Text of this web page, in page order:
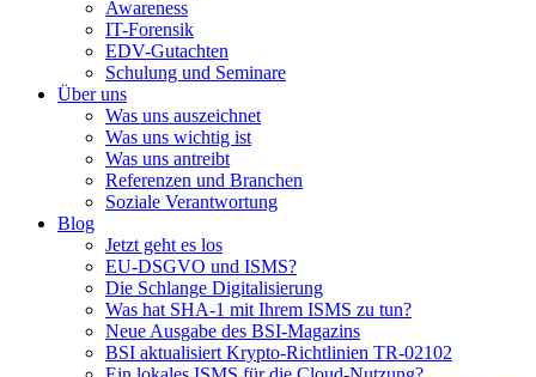
Awareness
IT-Forensik
EDV-Gutachten
Schulung und Seminare
Über uns
Was uns auszeichnet
Was uns wichtig ist
Was uns antreibt
Referenzen und Branchen
Soziale Verantwortung
Blog
Jetzt geht es los
EU-DSGVO und ISMS?
Die Schlange Digitalisierung
Was hat SHA-1 mit Ihrem ISMS zu tun?
Neue Ausgabe des BSI-Magazins
BSI aktualisiert Krypto-Richtlinien TR-02102